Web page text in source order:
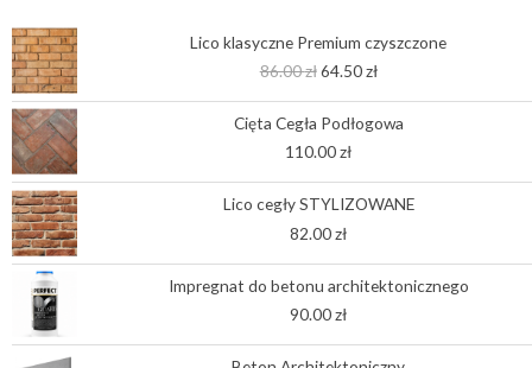
Lico klasyczne Premium czyszczone
86.00zł
cena
wynosiła:
86.00 zł.
64.50zł
cena
wynosi:
64.50 zł.
Cięta Cegła Podłogowa
110.00zł
Lico cegły STYLIZOWANE
82.00zł
Impregnat do betonu architektonicznego
90.00zł